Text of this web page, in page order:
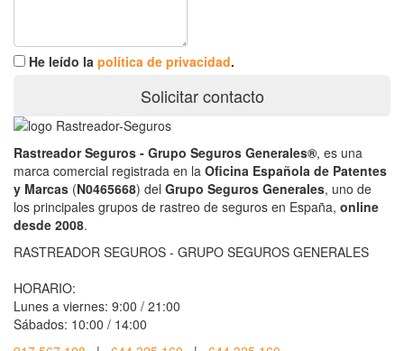
He leído la política de privacidad.
Solicitar contacto
Rastreador Seguros - Grupo Seguros Generales®, es una
marca comercial registrada en la Oficina Española de Patentes
y Marcas (N0465668) del Grupo Seguros Generales, uno de
los principales grupos de rastreo de seguros en España, online
desde 2008.
RASTREADOR SEGUROS - GRUPO SEGUROS GENERALES
HORARIO:
Lunes a viernes: 9:00 / 21:00
Sábados: 10:00 / 14:00